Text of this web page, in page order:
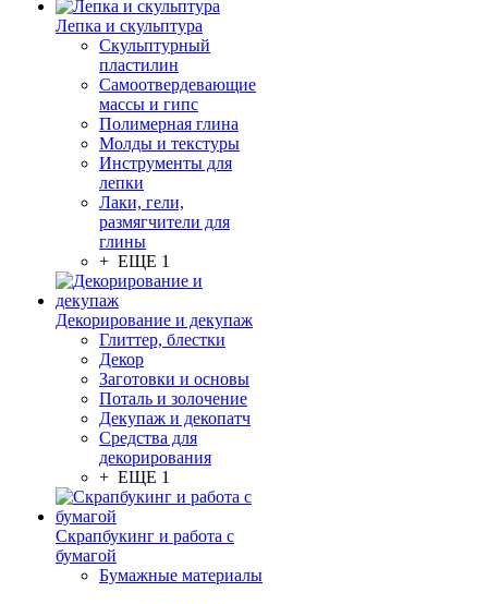
Лепка и скульптура
Скульптурный
пластилин
Самоотвердевающие
массы и гипс
Полимерная глина
Молды и текстуры
Инструменты для
лепки
Лаки, гели,
размягчители для
глины
+ ЕЩЕ 1
Декорирование и декупаж
Глиттер, блестки
Декор
Заготовки и основы
Поталь и золочение
Декупаж и декопатч
Средства для
декорирования
+ ЕЩЕ 1
Скрапбукинг и работа с
бумагой
Бумажные материалы